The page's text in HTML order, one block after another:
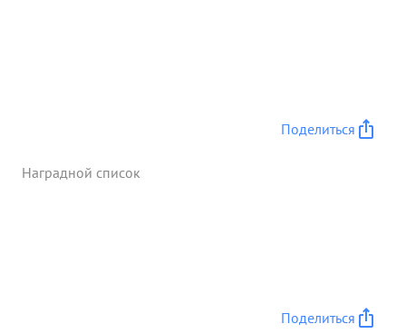
Поделиться
Наградной список
Поделиться